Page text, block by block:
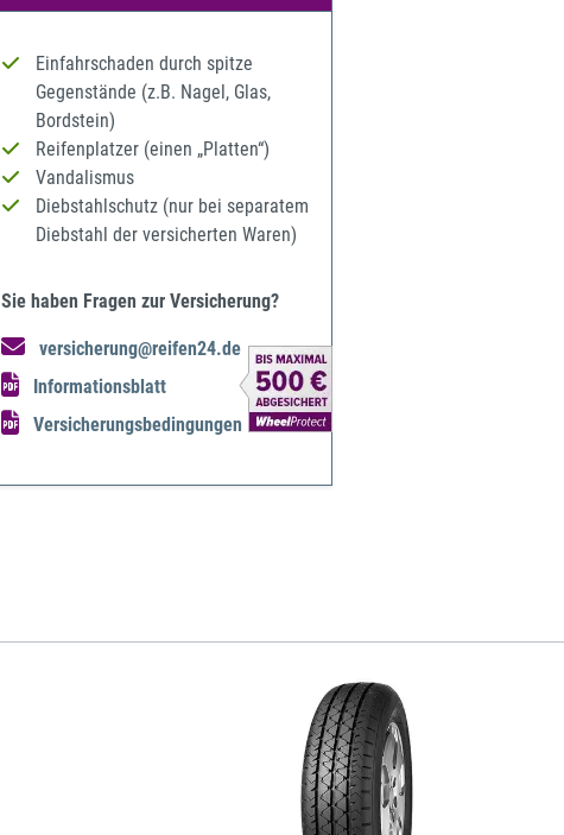
Einfahrschaden durch spitze
Gegenstände (z.B. Nagel, Glas,
Bordstein)
Reifenplatzer (einen „Platten“)
Vandalismus
Diebstahlschutz (nur bei separatem
Diebstahl der versicherten Waren)
Sie haben Fragen zur Versicherung?
versicherung@reifen24.de
Informationsblatt
Versicherungsbedingungen